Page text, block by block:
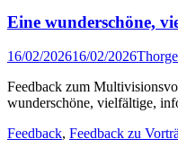
Eine wunderschöne,
Veröffentlicht
16/02/202616/02/2026Author
Feedback zum
wunderschöne, vielfältige,
Kategorien
Feedback, Feedback zu